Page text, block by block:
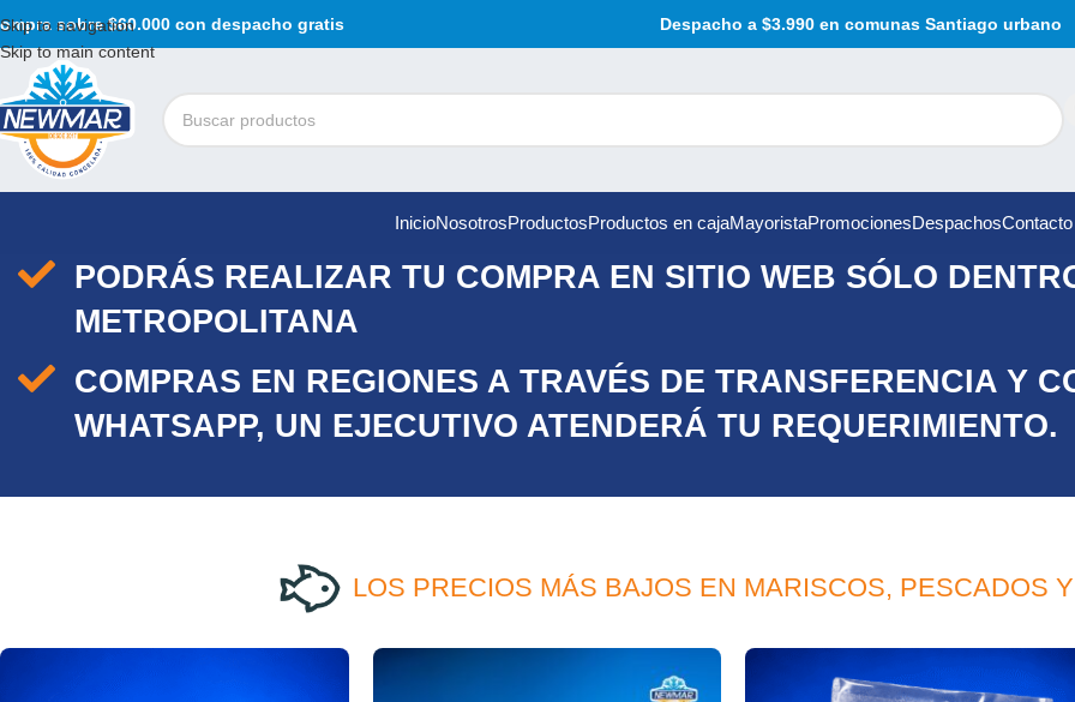
Skip to navigation
Skip to main content
sobre $60.000 con despacho gratis Despacho a $3.990 en comunas Santiago urbano
InicioNosotrosProductosProductos en cajaMayoristaPromocionesDespachosContacto
PODRÁS REALIZAR TU COMPRA EN SITIO WEB SÓLO
METROPOLITANA
COMPRAS EN REGIONES A TRAVÉS DE TRANSFERENCIA Y
WHATSAPP, UN EJECUTIVO ATENDERÁ TU REQUERIMIENTO.
LOS PRECIOS MÁS BAJOS EN MARISCOS, PESCADOS